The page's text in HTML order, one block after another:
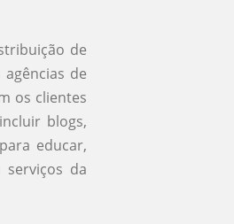
de
de
os clientes
blogs,
educar,
da